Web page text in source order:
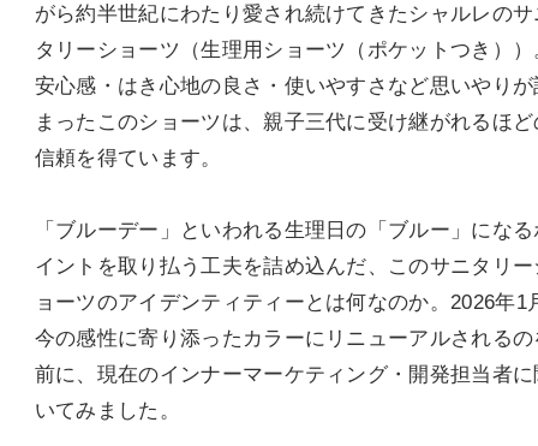
がら約半世紀にわたり愛され続けてきたシャルレのサ
タリーショーツ（生理用ショーツ（ポケットつき））
安心感・はき心地の良さ・使いやすさなど思いやりが
まったこのショーツは、親子三代に受け継がれるほど
信頼を得ています。
「ブルーデー」といわれる生理日の「ブルー」になる
イントを取り払う工夫を詰め込んだ、このサニタリー
ョーツのアイデンティティーとは何なのか。2026年1
今の感性に寄り添ったカラーにリニューアルされるの
前に、現在のインナーマーケティング・開発担当者に
いてみました。